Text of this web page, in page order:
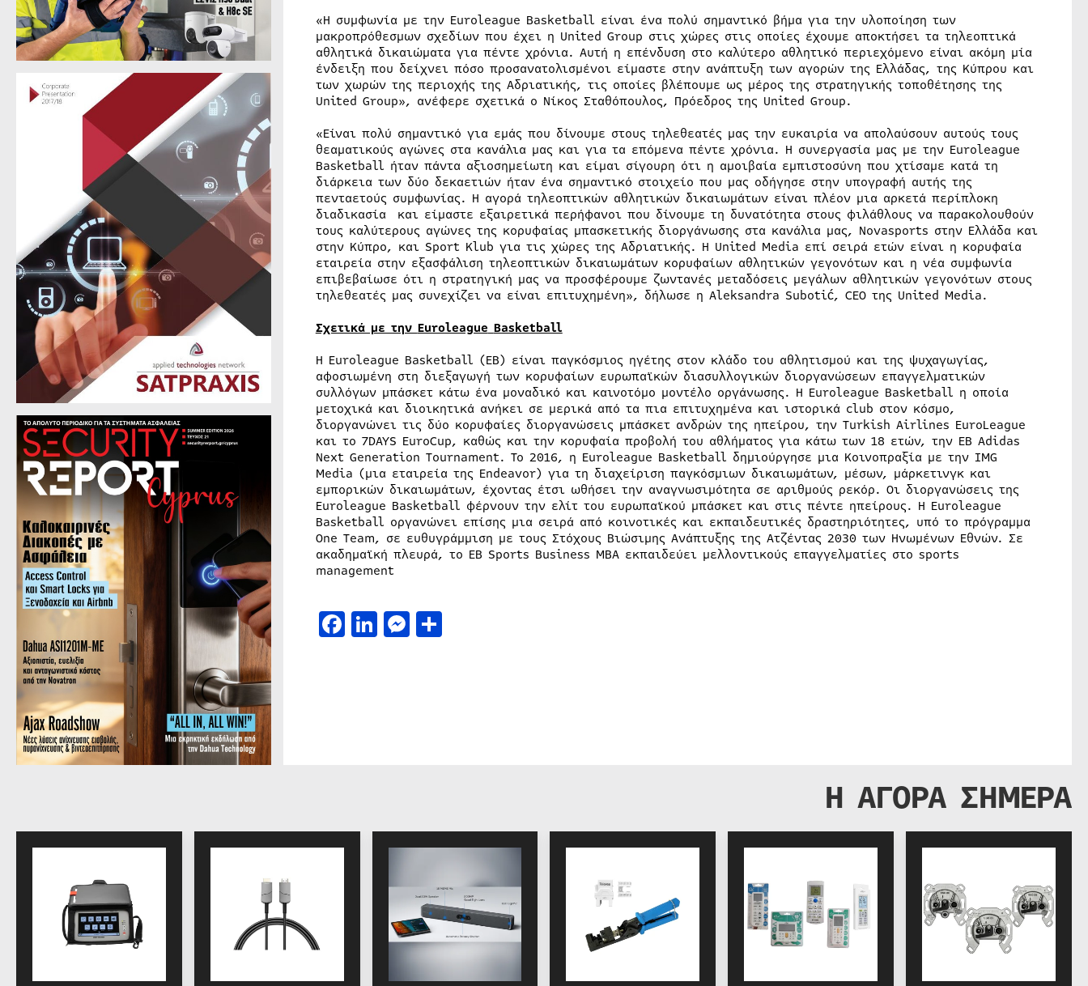
«Η συμφωνία με την Euroleague Basketball είναι ένα πολύ σημαντικό βήμα για την υλοποίηση των
μακροπρόθεσμων σχεδίων που έχει η United Group στις χώρες στις οποίες έχουμε αποκτήσει τα τηλεοπτικά
αθλητικά δικαιώματα για πέντε χρόνια. Αυτή η επένδυση στο καλύτερο αθλητικό περιεχόμενο είναι ακόμη μία
ένδειξη που δείχνει πόσο προσανατολισμένοι είμαστε στην ανάπτυξη των αγορών της Ελλάδας, της Κύπρου και
των χωρών της περιοχής της Αδριατικής, τις οποίες βλέπουμε ως μέρος της στρατηγικής τοποθέτησης της
United Group», ανέφερε σχετικά ο Νίκος Σταθόπουλος, Πρόεδρος της United Group.
«Είναι πολύ σημαντικό για εμάς που δίνουμε στους τηλεθεατές μας την ευκαιρία να απολαύσουν αυτούς τους
θεαματικούς αγώνες στα κανάλια μας και για τα επόμενα πέντε χρόνια. Η συνεργασία μας με την Euroleague
Basketball ήταν πάντα αξιοσημείωτη και είμαι σίγουρη ότι η αμοιβαία εμπιστοσύνη που χτίσαμε κατά τη
διάρκεια των δύο δεκαετιών ήταν ένα σημαντικό στοιχείο που μας οδήγησε στην υπογραφή αυτής της
πενταετούς συμφωνίας. Η αγορά τηλεοπτικών αθλητικών δικαιωμάτων είναι πλέον μια αρκετά περίπλοκη
διαδικασία και είμαστε εξαιρετικά περήφανοι που δίνουμε τη δυνατότητα στους φιλάθλους να παρακολουθούν
τους καλύτερους αγώνες της κορυφαίας μπασκετικής διοργάνωσης στα κανάλια μας, Novasports στην Ελλάδα και
στην Κύπρο, και Sport Klub για τις χώρες της Αδριατικής. Η United Media επί σειρά ετών είναι η κορυφαία
εταιρεία στην εξασφάλιση τηλεοπτικών δικαιωμάτων κορυφαίων αθλητικών γεγονότων και η νέα συμφωνία
επιβεβαίωσε ότι η στρατηγική μας να προσφέρουμε ζωντανές μεταδόσεις μεγάλων αθλητικών γεγονότων στους
τηλεθεατές μας συνεχίζει να είναι επιτυχημένη», δήλωσε η Aleksandra Subotić, CEO της United Media.
Σχετικά με την Euroleague Basketball
Η Euroleague Basketball (EB) είναι παγκόσμιος ηγέτης στον κλάδο του αθλητισμού και της ψυχαγωγίας,
αφοσιωμένη στη διεξαγωγή των κορυφαίων ευρωπαϊκών διασυλλογικών διοργανώσεων επαγγελματικών
συλλόγων μπάσκετ κάτω ένα μοναδικό και καινοτόμο μοντέλο οργάνωσης. Η Euroleague Basketball η οποία
μετοχικά και διοικητικά ανήκει σε μερικά από τα πια επιτυχημένα και ιστορικά club στον κόσμο,
διοργανώνει τις δύο κορυφαίες διοργανώσεις μπάσκετ ανδρών της ηπείρου, την Turkish Airlines EuroLeague
και το 7DAYS EuroCup, καθώς και την κορυφαία προβολή του αθλήματος για κάτω των 18 ετών, την EB Adidas
Next Generation Tournament. Το 2016, η Euroleague Basketball δημιούργησε μια Κοινοπραξία με την IMG
Media (μια εταιρεία της Endeavor) για τη διαχείριση παγκόσμιων δικαιωμάτων, μέσων, μάρκετινγκ και
εμπορικών δικαιωμάτων, έχοντας έτσι ωθήσει την αναγνωσιμότητα σε αριθμούς ρεκόρ. Οι διοργανώσεις της
Euroleague Basketball φέρνουν την ελίτ του ευρωπαϊκού μπάσκετ και στις πέντε ηπείρους. Η Euroleague
Basketball οργανώνει επίσης μια σειρά από κοινοτικές και εκπαιδευτικές δραστηριότητες, υπό το πρόγραμμα
One Team, σε ευθυγράμμιση με τους Στόχους Βιώσιμης Ανάπτυξης της Ατζέντας 2030 των Ηνωμένων Εθνών. Σε
ακαδημαϊκή πλευρά, το EB Sports Business MBA εκπαιδεύει μελλοντικούς επαγγελματίες στο sports
management
Facebook
LinkedIn
Messenger
Μοιραστείτε
Η ΑΓΟΡΑ ΣΗΜΕΡΑ